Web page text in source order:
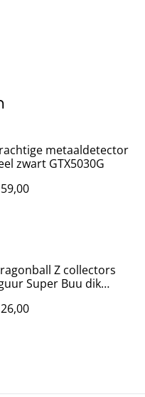
metaaldetector
zwart GTX5030G
Z collectors
Super Buu dik